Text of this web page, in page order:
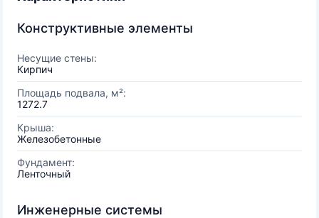
Конструктивные элементы
Несущие стены:
Кирпич
Площадь подвала, м²:
1272.7
Крыша:
Железобетонные
Фундамент:
Ленточный
Инженерные системы